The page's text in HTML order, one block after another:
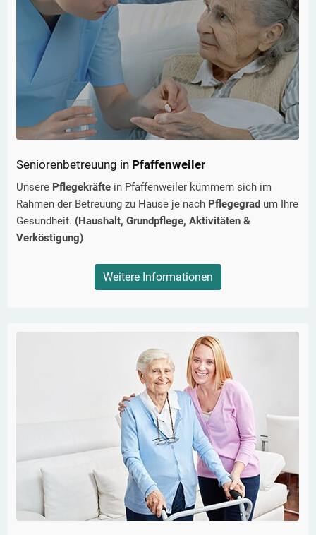
Seniorenbetreuung in Pfaffenweiler
Unsere Pflegekräfte in Pfaffenweiler kümmern sich im
Rahmen der Betreuung zu Hause je nach Pflegegrad um Ihre
Gesundheit. (Haushalt, Grundpflege, Aktivitäten &
Verköstigung)
Weitere Informationen